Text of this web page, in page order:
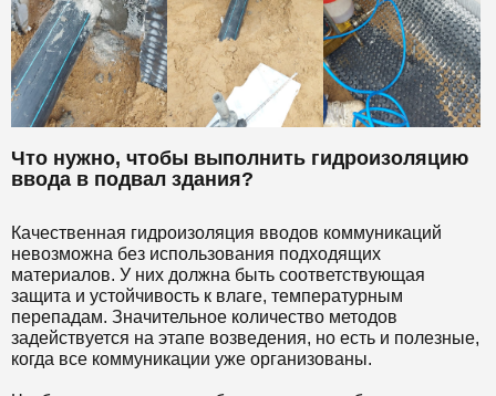
Что нужно, чтобы выполнить гидроизоляцию
ввода в подвал здания?
Качественная гидроизоляция вводов коммуникаций
невозможна без использования подходящих
материалов. У них должна быть соответствующая
защита и устойчивость к влаге, температурным
перепадам. Значительное количество методов
задействуется на этапе возведения, но есть и полезные,
когда все коммуникации уже организованы.